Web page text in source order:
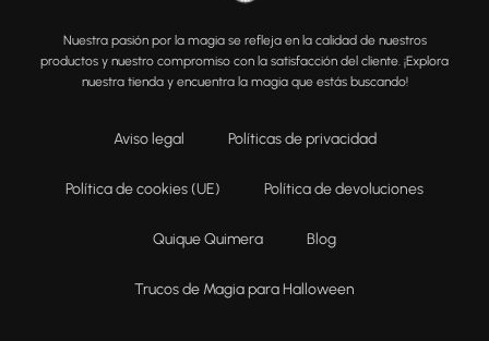
Nuestra pasión por la magia se refleja en la calidad de nuestros
productos y nuestro compromiso con la satisfacción del cliente. ¡Explora
nuestra tienda y encuentra la magia que estás buscando!
Aviso legal Políticas de privacidad
Política de cookies (UE) Política de devoluciones
Quique Quimera Blog
Trucos de Magia para Halloween